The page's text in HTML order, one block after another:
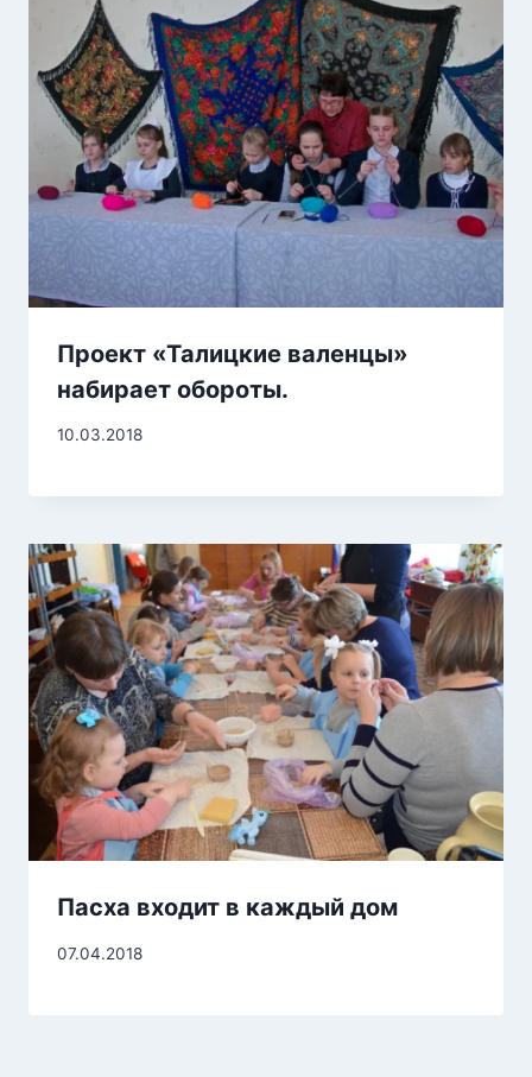
Проект «Талицкие валенцы»
набирает обороты.
10.03.2018
Пасха входит в каждый дом
07.04.2018